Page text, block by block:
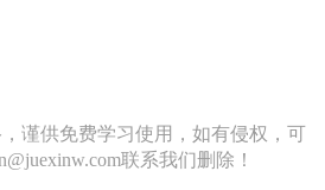
谨供免费学习使用，如有侵权，可
联系我们删除！